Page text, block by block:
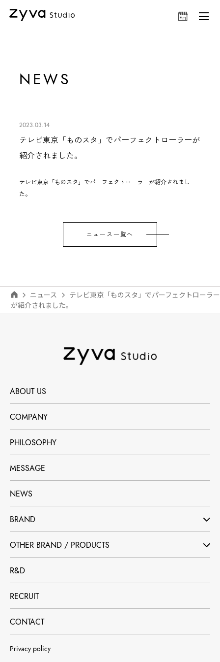
NEWS
2023.03.14
テレビ東京「ものスタ」でパーフェクトローラーが
紹介されました。
テレビ東京「ものスタ」でパーフェクトローラーが紹介されまし
た。
ニュース一覧へ
ニュース
テレビ東京「ものスタ」でパーフェクトローラー
が紹介されました。
ABOUT US
COMPANY
PHILOSOPHY
MESSAGE
NEWS
BRAND
OTHER BRAND / PRODUCTS
R&D
RECRUIT
CONTACT
Privacy policy